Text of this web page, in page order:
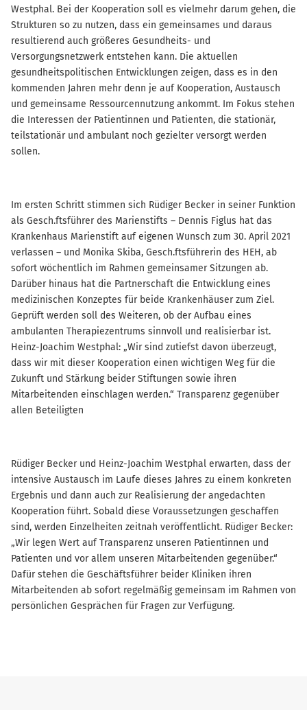
Westphal. Bei der Kooperation soll es vielmehr darum gehen, die
Strukturen so zu nutzen, dass ein gemeinsames und daraus
resultierend auch größeres Gesundheits- und
Versorgungsnetzwerk entstehen kann. Die aktuellen
gesundheitspolitischen Entwicklungen zeigen, dass es in den
kommenden Jahren mehr denn je auf Kooperation, Austausch
und gemeinsame Ressourcennutzung ankommt. Im Fokus stehen
die Interessen der Patientinnen und Patienten, die stationär,
teilstationär und ambulant noch gezielter versorgt werden
sollen.
Im ersten Schritt stimmen sich Rüdiger Becker in seiner Funktion
als Gesch.ftsführer des Marienstifts – Dennis Figlus hat das
Krankenhaus Marienstift auf eigenen Wunsch zum 30. April 2021
verlassen – und Monika Skiba, Gesch.ftsführerin des HEH, ab
sofort wöchentlich im Rahmen gemeinsamer Sitzungen ab.
Darüber hinaus hat die Partnerschaft die Entwicklung eines
medizinischen Konzeptes für beide Krankenhäuser zum Ziel.
Geprüft werden soll des Weiteren, ob der Aufbau eines
ambulanten Therapiezentrums sinnvoll und realisierbar ist.
Heinz-Joachim Westphal: „Wir sind zutiefst davon überzeugt,
dass wir mit dieser Kooperation einen wichtigen Weg für die
Zukunft und Stärkung beider Stiftungen sowie ihren
Mitarbeitenden einschlagen werden.“ Transparenz gegenüber
allen Beteiligten
Rüdiger Becker und Heinz-Joachim Westphal erwarten, dass der
intensive Austausch im Laufe dieses Jahres zu einem konkreten
Ergebnis und dann auch zur Realisierung der angedachten
Kooperation führt. Sobald diese Voraussetzungen geschaffen
sind, werden Einzelheiten zeitnah veröffentlicht. Rüdiger Becker:
„Wir legen Wert auf Transparenz unseren Patientinnen und
Patienten und vor allem unseren Mitarbeitenden gegenüber.“
Dafür stehen die Geschäftsführer beider Kliniken ihren
Mitarbeitenden ab sofort regelmäßig gemeinsam im Rahmen von
persönlichen Gesprächen für Fragen zur Verfügung.